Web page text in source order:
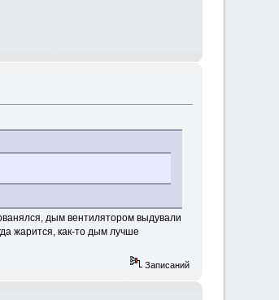
дым вентилятором выдували
жарится, как-то дым лучше
Записаний